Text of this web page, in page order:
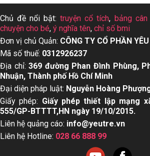
Top 15 dầu gội mọc
tóc cho nam giới tốt
nhất hiện nay
Dấu
mẹ
Chủ đề nổi bật:truyện cổ tích,bảng
chuyện cho bé, ý nghĩa tên, chỉ số bmi
Đơn vị chủ Quản:CÔNG TY CỔ PHẦN
Mã số thuế: 0312926237
Địa chỉ:369 đường Phan Đình Phùng,
Nhuận, Thành phố Hồ Chí Minh
Đại diện pháp luật:Nguyễn Hoàng Phượng
Giấy phép thiết lập mạng